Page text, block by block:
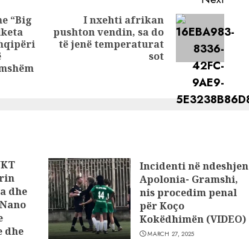
Previous
“Big
Next
post:
I nxehti afrikan
pushton vendin, sa do
të jenë temperaturat
sot
dhe
dhe
Incidenti në ndeshjen
Apolonia- Gramshi,
nis procedim penal
për Koço
Kokëdhimën (VIDEO)
MARCH 27, 2025